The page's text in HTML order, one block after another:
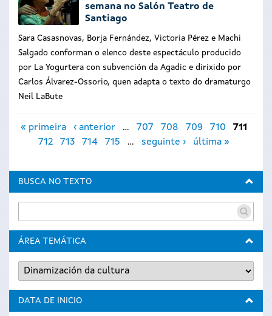
semana no Salón Teatro de
Santiago
Sara Casasnovas, Borja Fernández, Victoria Pérez e Machi
Salgado conforman o elenco deste espectáculo producido
por La Yogurtera con subvención da Agadic e dirixido por
Carlos Álvarez-Ossorio, quen adapta o texto do dramaturgo
Neil LaBute
Páxinas
« primeira ‹ anterior … 707 708 709 710
711
712
713 714 715 … seguinte › última »
BUSCA NO TEXTO
ÁREA TEMÁTICA
DATA DE INICIO